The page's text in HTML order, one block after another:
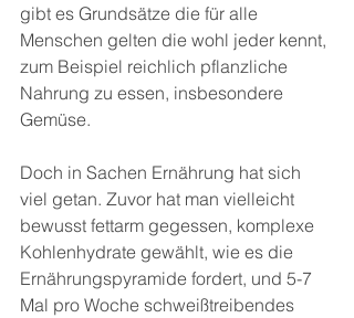
gibt es Grundsätze die für alle
Menschen gelten die wohl jeder kennt,
zum Beispiel reichlich pflanzliche
Nahrung zu essen, insbesondere
Gemüse.
Doch in Sachen Ernährung hat sich
viel getan. Zuvor hat man vielleicht
bewusst fettarm gegessen, komplexe
Kohlenhydrate gewählt, wie es die
Ernährungspyramide fordert, und 5-7
Mal pro Woche schweißtreibendes